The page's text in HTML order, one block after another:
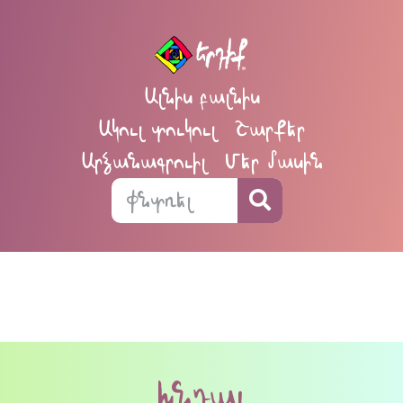
Ալնիս բալնիս
Ակուլ տուկուլ
Շարքեր
Արձանագրուիլ
Մեր մասին